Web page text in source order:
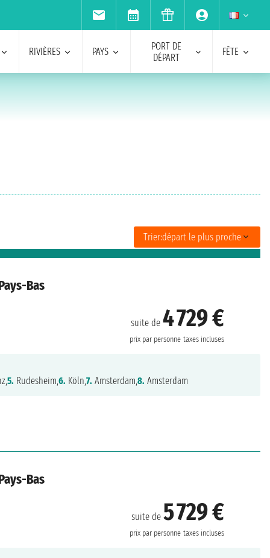
RIVIÈRES PAYS
PORT DE
DÉPART
FÊTE
Trier:départ le plus proche
Bas
suite de4 729 €
prix par personne taxes incluses
5. Rudesheim,6. Köln,7. Amsterdam,8. Amsterdam
Bas
suite de5 729 €
prix par personne taxes incluses